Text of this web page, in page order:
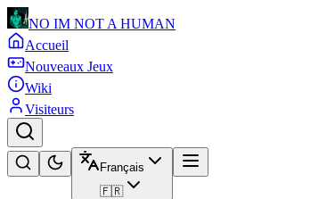
NO IM NOT A HUMAN
Accueil
Nouveaux Jeux
Wiki
Visiteurs
Français
🇫🇷